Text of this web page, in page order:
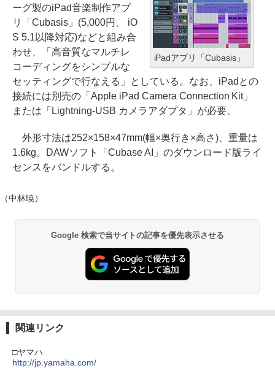
iPadアプリ「Cubasis」
ーグ製のiPad音楽制作アプ
リ「Cubasis」(5,000円、 iO
S 5.1以降対応)などと組み合
わせ、「高音質なマルチレ
コーディングをシンプルな
セッティングで行なえる」としている。なお、iPadとの
接続には別売の「Apple iPad Camera Connection Kit」
または「Lightning-USB カメラアダプタ」が必要。
外形寸法は252×158×47mm(幅×奥行き×高さ)、重量は
1.6kg。DAWソフト「Cubase AI」のダウンロード版ライ
センスをバンドルする。
（中林暁）
Google 検索で当サイトの記事を優先表示させる
関連リンク
□ヤマハ
http://jp.yamaha.com/